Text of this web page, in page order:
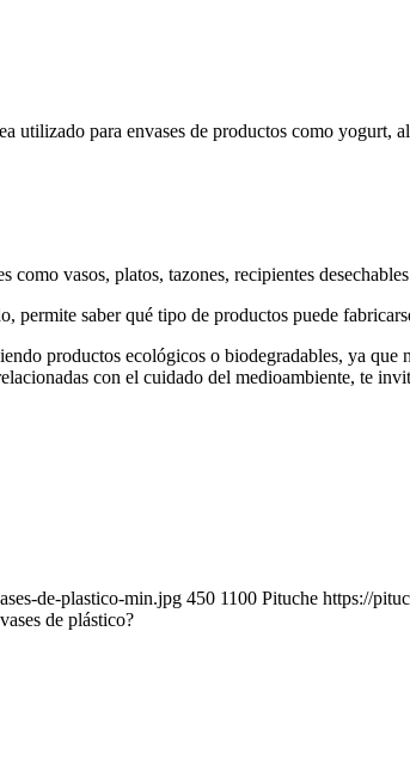
utilizado para envases de productos como yogurt,
vasos, platos, tazones, recipientes
saber qué tipo de productos puede
productos ecológicos o biodegradables, ya que
con el cuidado del medioambiente, te
de-plastico-min.jpg 450 1100 Pituche https://
de plástico?